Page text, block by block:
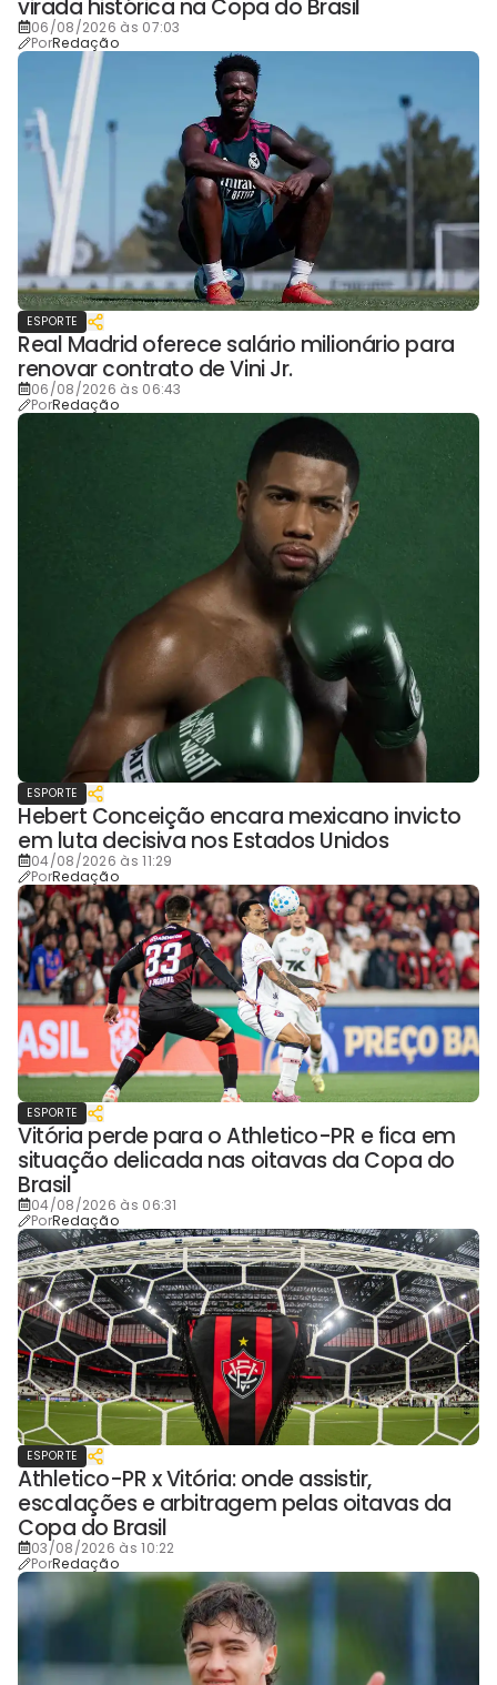
virada histórica na Copa do Brasil
06/08/2026 às 07:03
PorRedação
ESPORTE
Real Madrid oferece salário milionário para
renovar contrato de Vini Jr.
06/08/2026 às 06:43
PorRedação
ESPORTE
Hebert Conceição encara mexicano invicto
em luta decisiva nos Estados Unidos
04/08/2026 às 11:29
PorRedação
ESPORTE
Vitória perde para o Athletico-PR e fica em
situação delicada nas oitavas da Copa do
Brasil
04/08/2026 às 06:31
PorRedação
ESPORTE
Athletico-PR x Vitória: onde assistir,
escalações e arbitragem pelas oitavas da
Copa do Brasil
03/08/2026 às 10:22
PorRedação